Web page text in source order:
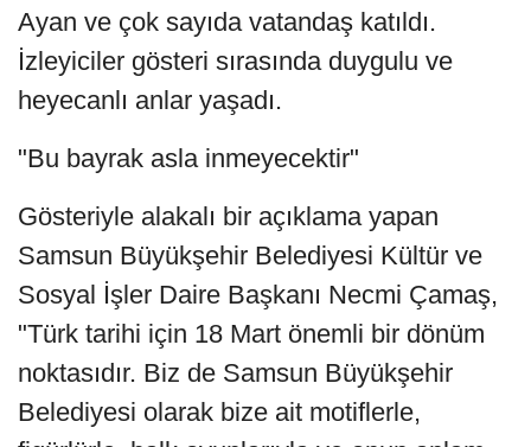
Ayan ve çok sayıda vatandaş katıldı.
İzleyiciler gösteri sırasında duygulu ve
heyecanlı anlar yaşadı.
"Bu bayrak asla inmeyecektir"
Gösteriyle alakalı bir açıklama yapan
Samsun Büyükşehir Belediyesi Kültür ve
Sosyal İşler Daire Başkanı Necmi Çamaş,
"Türk tarihi için 18 Mart önemli bir dönüm
noktasıdır. Biz de Samsun Büyükşehir
Belediyesi olarak bize ait motiflerle,